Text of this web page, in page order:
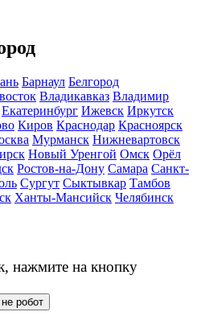
Барнаул Белгород
Владикавказ Владимир
Екатеринбург Ижевск Иркутск
Киров Краснодар Красноярск
Мурманск Нижневартовск
Новый Уренгой Омск Орёл
Ростов-на-Дону Самара Санкт-
Сургут Сыктывкар Тамбов
Ханты-Мансийск Челябинск
нажмите на кнопку
робот